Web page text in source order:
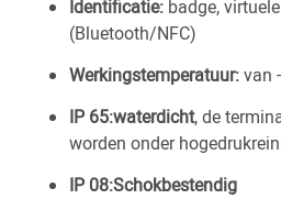
Identificatie: badge,
(Bluetooth/NFC)
Werkingstemperatuur:van
IP 65:waterdicht, de
worden onder
IP 08:Schokbestendig